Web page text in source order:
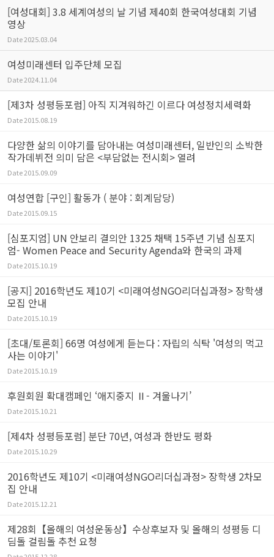
[여성대회] 3.8 세계여성의 날 기념 제40회 한국여성대회 기념
영상
Date2025.03.04
여성미래센터 입주단체 모집
Date2024.11.04
[제3차 성평등포럼] 아직 지겨워하긴 이르다 여성정치세력화
Date2015.08.19
다양한 삶의 이야기를 담아내는 여성미래센터, 일반인의 소박한
작가데뷔전 의미 담은 <부담없는 전시회> 열려
Date2015.09.09
여성연합 [구인] 활동가 ( 분야 : 회계담당)
Date2015.09.15
[심포지엄] UN 안보리 결의안 1325 채택 15주년 기념 심포지
엄- Women Peace and Security Agenda와 한국의 과제
Date2015.10.19
[공지] 2016학년도 제10기 <미래여성NGO리더십과정> 장학생
모집 안내
Date2015.10.19
[초대/토론회] 66명 여성에게 듣는다 : 자립의 식탁 '여성의 먹고
사는 이야기'
Date2015.10.19
후원회원 확대캠페인 ‘애지중지 Ⅱ- 겨울나기’
Date2015.10.21
[제4차 성평등포럼] 분단 70년, 여성과 한반도 평화
Date2015.10.29
2016학년도 제10기 <미래여성NGO리더십과정> 장학생 2차모
집 안내
Date2015.12.21
제28회【올해의 여성운동상】수상후보자 및 올해의 성평등 디
딤돌 걸림돌 추천 요청